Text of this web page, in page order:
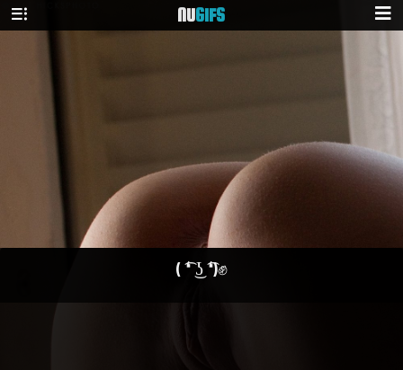
NUGIFS
( ͡❛ ͜ʖ ͡❛)✊